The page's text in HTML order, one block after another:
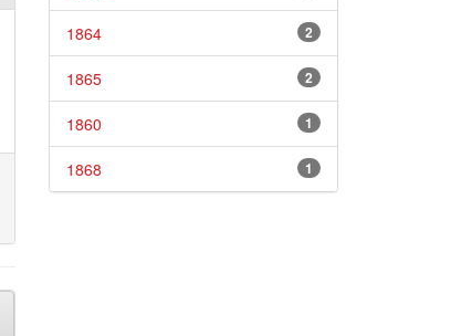
2
1864
2
1865
1
1860
1
1868